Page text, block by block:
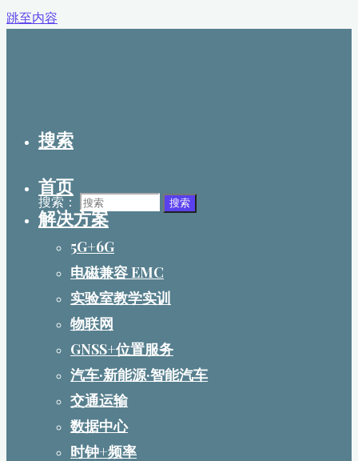
跳至内容
搜索
搜索： 搜索
首页
解决方案
5G+6G
电磁兼容 EMC
实验室教学实训
物联网
GNSS+位置服务
汽车·新能源·智能汽车
交通运输
数据中心
时钟+频率